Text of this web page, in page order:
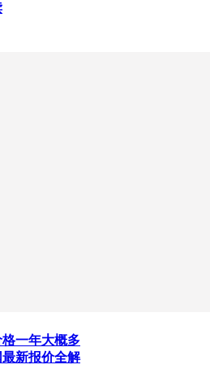
一年大概多
新报价全解